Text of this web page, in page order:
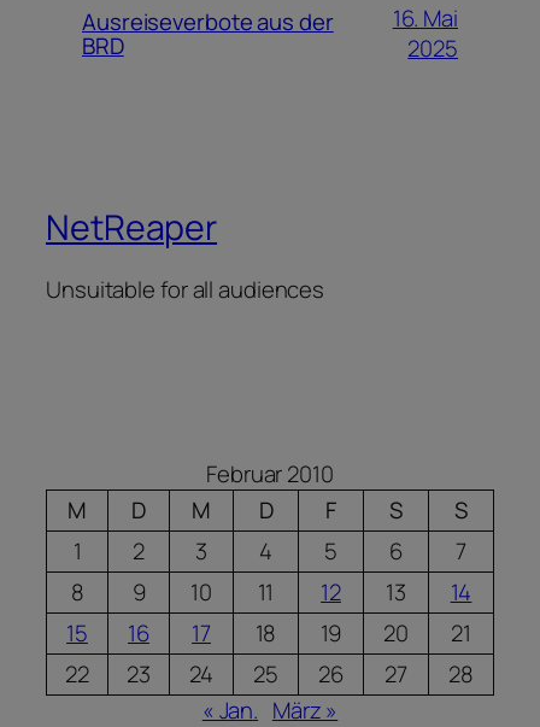
Ausreiseverbote aus der
BRD
16. Mai
2025
NetReaper
Unsuitable for all audiences
Februar 2010
M
D M D F S
S
1
2 3 4 5 6
7
8
9 10 11 12 13
14
15
16 17 18 19 20
21
22
23 24 25 26 27
28
« Jan. März »